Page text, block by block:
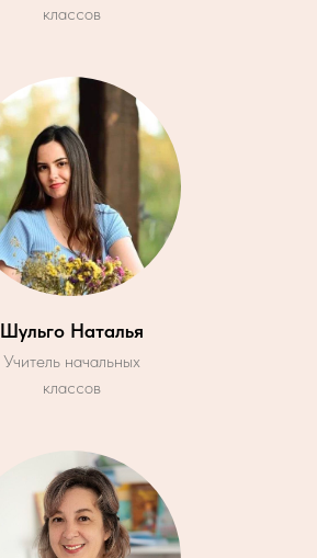
классов
Шульго Наталья
Учитель начальных
классов